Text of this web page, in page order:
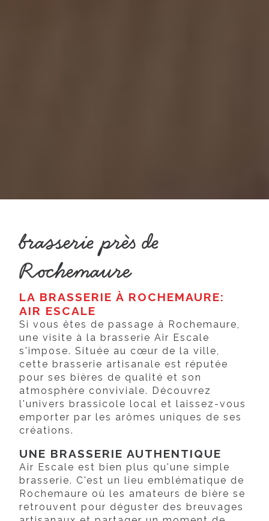
brasserie près de
Rochemaure
LA BRASSERIE À ROCHEMAURE:
AIR ESCALE
Si vous êtes de passage à Rochemaure,
une visite à la brasserie Air Escale
s'impose. Située au cœur de la ville,
cette brasserie artisanale est réputée
pour ses bières de qualité et son
atmosphère conviviale. Découvrez
l'univers brassicole local et laissez-vous
emporter par les arômes uniques de ses
créations.
UNE BRASSERIE AUTHENTIQUE
Air Escale est bien plus qu'une simple
brasserie. C'est un lieu emblématique de
Rochemaure où les amateurs de bière se
retrouvent pour déguster des breuvages